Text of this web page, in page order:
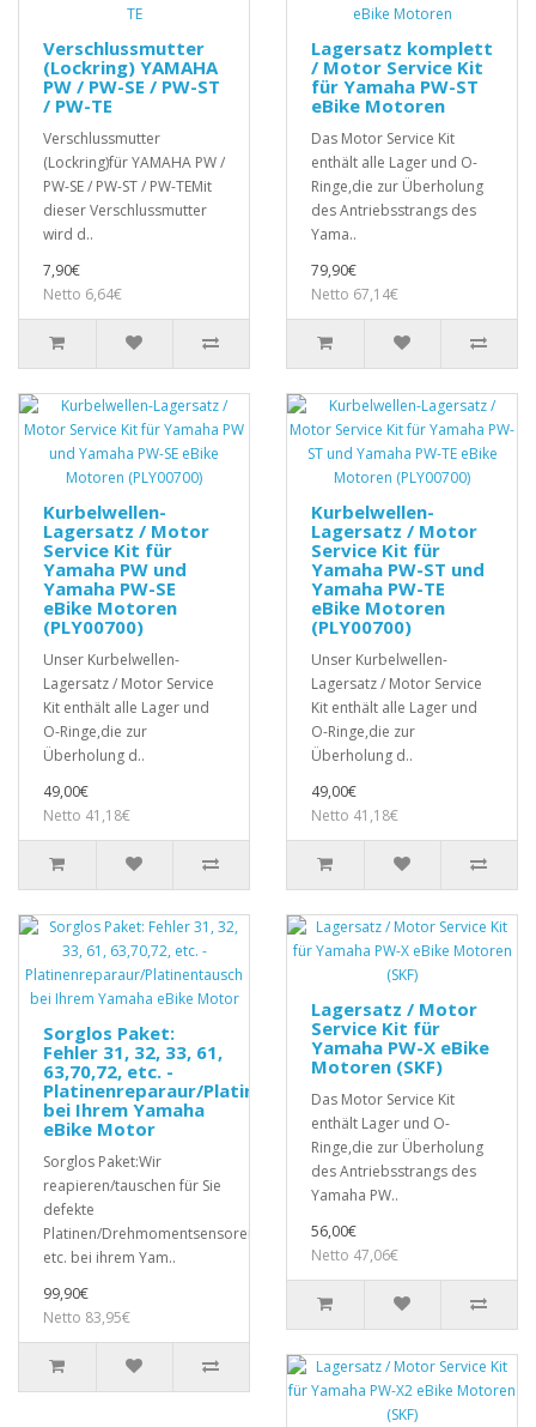
Verschlussmutter
(Lockring) YAMAHA
PW / PW-SE / PW-ST
/ PW-TE
Verschlussmutter
(Lockring)für YAMAHA PW /
PW-SE / PW-ST / PW-TEMit
dieser Verschlussmutter
wird d..
7,90€
Netto 6,64€
Lagersatz komplett
/ Motor Service Kit
für Yamaha PW-ST
eBike Motoren
Das Motor Service Kit
enthält alle Lager und O-
Ringe,die zur Überholung
des Antriebsstrangs des
Yama..
79,90€
Netto 67,14€
Kurbelwellen-
Lagersatz / Motor
Service Kit für
Yamaha PW und
Yamaha PW-SE
eBike Motoren
(PLY00700)
Unser Kurbelwellen-
Lagersatz / Motor Service
Kit enthält alle Lager und
O-Ringe,die zur
Überholung d..
49,00€
Netto 41,18€
Kurbelwellen-
Lagersatz / Motor
Service Kit für
Yamaha PW-ST und
Yamaha PW-TE
eBike Motoren
(PLY00700)
Unser Kurbelwellen-
Lagersatz / Motor Service
Kit enthält alle Lager und
O-Ringe,die zur
Überholung d..
49,00€
Netto 41,18€
Sorglos Paket:
Fehler 31, 32, 33, 61,
63,70,72, etc. -
Platinenreparaur/Platinentausch
bei Ihrem Yamaha
eBike Motor
Sorglos Paket:Wir
reapieren/tauschen für Sie
defekte
Platinen/Drehmomentsensoren,
etc. bei ihrem Yam..
99,90€
Netto 83,95€
Lagersatz / Motor
Service Kit für
Yamaha PW-X eBike
Motoren (SKF)
Das Motor Service Kit
enthält Lager und O-
Ringe,die zur Überholung
des Antriebsstrangs des
Yamaha PW..
56,00€
Netto 47,06€